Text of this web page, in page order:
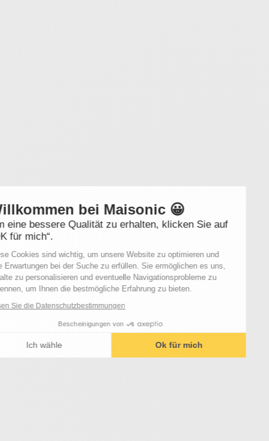
Willkommen bei Maisonic 😀
Um eine bessere Qualität zu erhalten, klicken Sie auf
„OK für mich“.
Diese Cookies sind wichtig, um unsere Website zu optimieren und
Ihre Erwartungen bei der Suche zu erfüllen. Sie ermöglichen es uns,
Inhalte zu personalisieren und eventuelle Navigationsprobleme zu
erkennen, um Ihnen die bestmögliche Erfahrung zu bieten.
Lesen Sie die Datenschutzbestimmungen
Bescheinigungen von
Ich wähle Ok für mich